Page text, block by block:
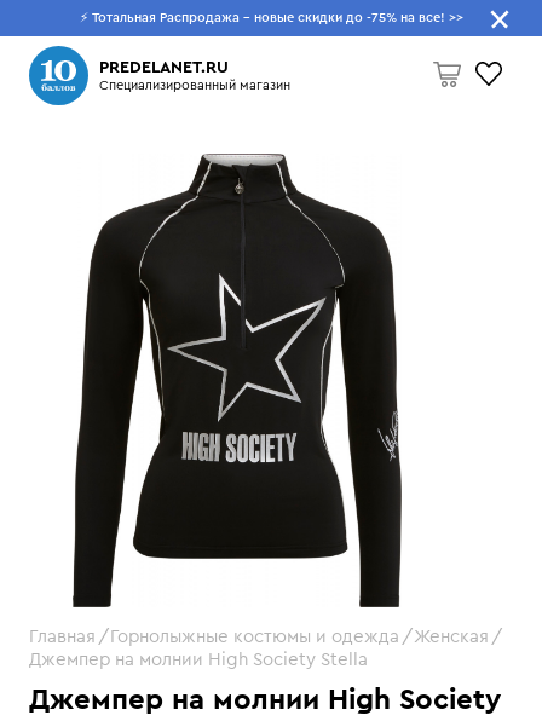
⚡ Тотальная Распродажа - новые скидки до -75% на все! >>
PREDELANET.RU
Специализированный магазин
Что будем искать?
Джемпер на молнии High Society
Главная Горнолыжные костюмы и одежда
Женская
Джемпер на молнии High Society Stella